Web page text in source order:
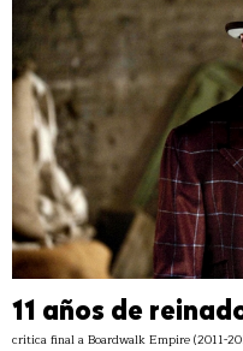
11 años de
crítica final a Boardwalk Empire (2011-